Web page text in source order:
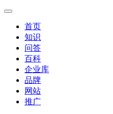
首页
知识
问答
百科
企业库
品牌
网站
推广